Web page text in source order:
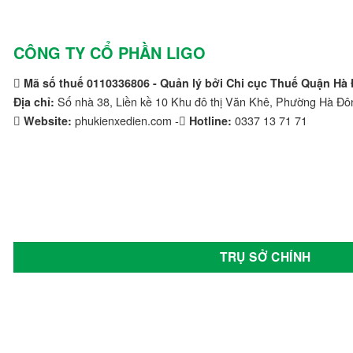
Tùng Lâm
CÔNG TY CỔ PHẦN LIGO
Mã số thuế 0110336806 - Quản lý bởi Chi cục Thuế Quận Hà
Địa chỉ: Số nhà 38, Liền kề 10 Khu đô thị Văn Khê, Phường Hà
Website: phukienxedien.com - Hotline: 0337 13 71 71
TRỤ SỞ CHÍNH